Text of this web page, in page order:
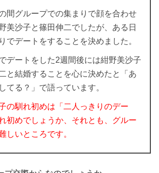
間グループでの集まりで顔を合わせ
美沙子と篠田伸二でしたが、ある日
でデートをすることを決めました。
デートをした2週間後には紺野美沙子
と結婚することを心に決めたと「あ
てる？」で語っています。
の馴れ初めは「二人っきりのデー
初めでしょうか、それとも、グルー
しいところです。